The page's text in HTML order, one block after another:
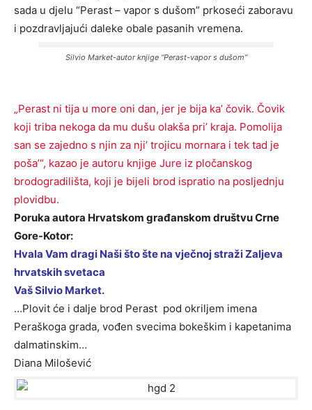
sada u djelu “Perast – vapor s dušom” prkoseći zaboravu
i pozdravljajući daleke obale pasanih vremena.
Silvio Market-autor knjige “Perast-vapor s dušom”
„Perast ni tija u more oni dan, jer je bija ka’ čovik. Čovik
koji triba nekoga da mu dušu olakša pri’ kraja. Pomolija
san se zajedno s njin za nji’ trojicu mornara i tek tad je
poša’“, kazao je autoru knjige Jure iz pločanskog
brodogradilišta, koji je bijeli brod ispratio na posljednju
plovidbu.
Poruka autora Hrvatskom građanskom društvu Crne
Gore-Kotor:
Hvala Vam dragi Naši što šte na vječnoj straži Zaljeva
hrvatskih svetaca
Vaš Silvio Market.
…Plovit će i dalje brod Perast pod okriljem imena
Peraškoga grada, vođen svecima bokeškim i kapetanima
dalmatinskim…
Diana Milošević